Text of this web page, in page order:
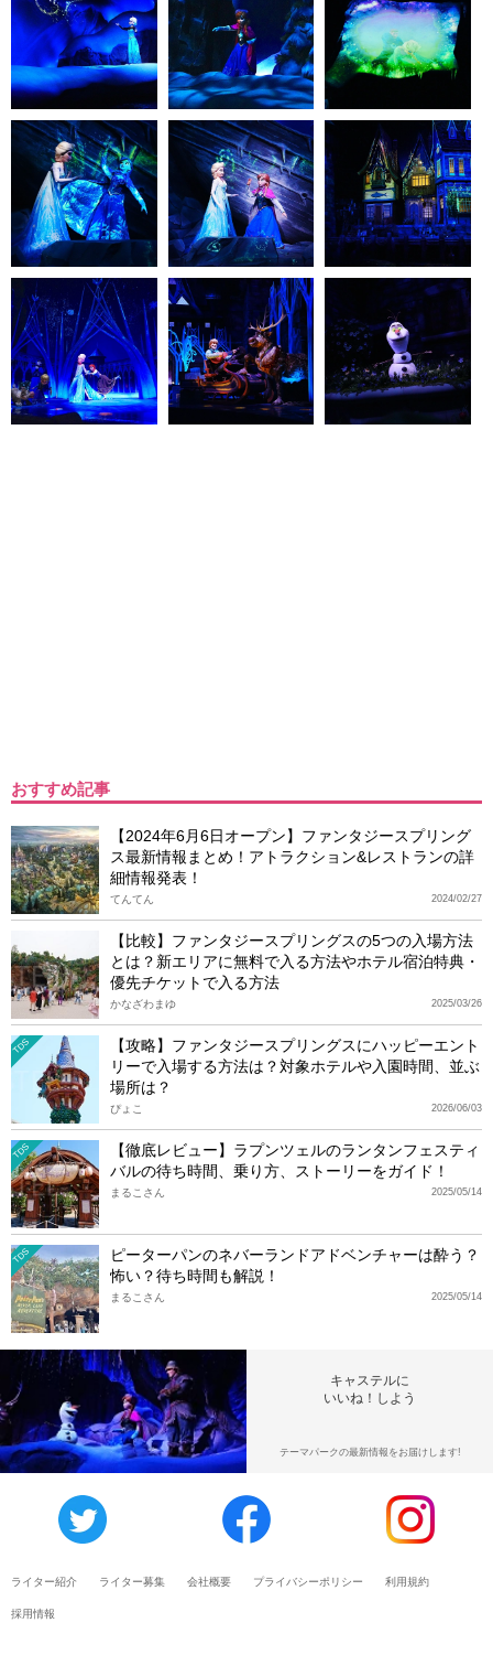
おすすめ記事
【2024年6月6日オープン】ファンタジースプリング
ス最新情報まとめ！アトラクション&レストランの詳
細情報発表！
2024/02/27
てんてん
【比較】ファンタジースプリングスの5つの入場方法
とは？新エリアに無料で入る方法やホテル宿泊特典・
優先チケットで入る方法
2025/03/26
かなざわまゆ
TDS
【攻略】ファンタジースプリングスにハッピーエント
リーで入場する方法は？対象ホテルや入園時間、並ぶ
場所は？
2026/06/03
ぴょこ
TDS
【徹底レビュー】ラプンツェルのランタンフェスティ
バルの待ち時間、乗り方、ストーリーをガイド！
2025/05/14
まるこさん
TDS
ピーターパンのネバーランドアドベンチャーは酔う？
怖い？待ち時間も解説！
2025/05/14
まるこさん
キャステルに
いいね！しよう
テーマパークの最新情報をお届けします!
ライター紹介 ライター募集 会社概要 プライバシーポリシー 利用規約
採用情報